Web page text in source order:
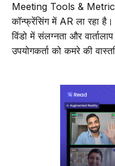
Meeting Tools & Metrics
कॉन्फ्रेंसिंग में AR ला रहा है।
विंडो में संलग्नता और
उपयोगकर्ता को कमरे की